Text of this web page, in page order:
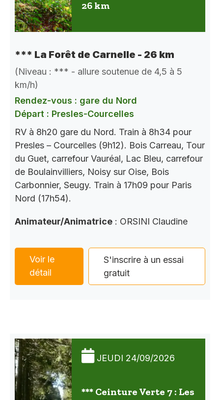
26 km
*** La Forêt de Carnelle - 26 km
(Niveau : *** - allure soutenue de 4,5 à 5
km/h)
Rendez-vous : gare du Nord
Départ : Presles-Courcelles
RV à 8h20 gare du Nord. Train à 8h34 pour
Presles – Courcelles (9h12). Bois Carreau, Tour
du Guet, carrefour Vauréal, Lac Bleu, carrefour
de Boulainvilliers, Noisy sur Oise, Bois
Carbonnier, Seugy. Train à 17h09 pour Paris
Nord (17h54).
Animateur/Animatrice : ORSINI Claudine
Voir le
détail
S'inscrire à un essai
gratuit
JEUDI 24/09/2026
*** Ceinture Verte 7 : Les